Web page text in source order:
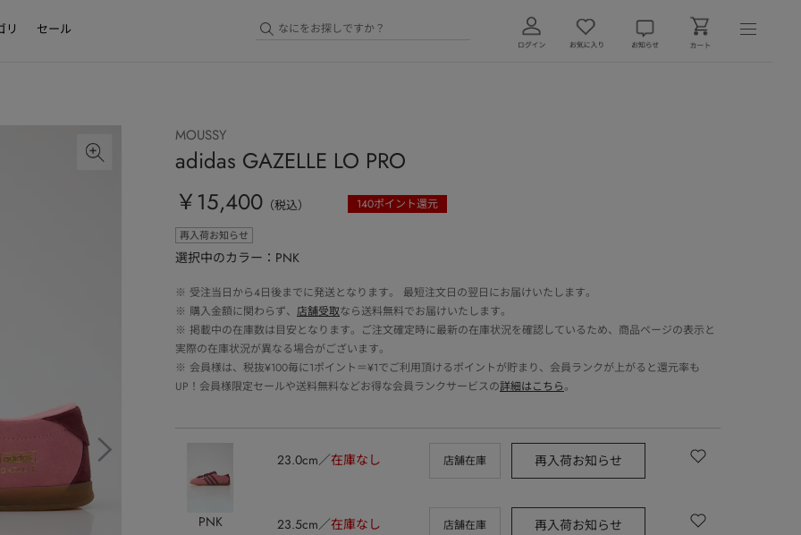
リ セール
MOUSSY
adidas GAZELLE LO PRO
￥15,400 （税込） 140ポイント還元
再入荷お知らせ
選択中のカラー：PNK
※ 受注当日から4日後までに発送となります。 最短注文日の翌日にお届けいたします。
※ 購入金額に関わらず、 店舗受取なら送料無料でお届けいたします。
※ 掲載中の在庫数は目安となります。ご注文確定時に最新の在庫状況を確認しているため、商品ページの表示と
実際の在庫状況が異なる場合がございます。
※ 会員様は、税抜¥100毎に1ポイント＝¥1でご利用頂けるポイントが貯まり、会員ランクが上がると還元率も
UP！会員様限定セールや送料無料などお得な会員ランクサービスの詳細はこちら。
PNK
23.0cm 在庫なし 店舗在庫 再入荷お知らせ
23.5cm 在庫なし 店舗在庫 再入荷お知らせ